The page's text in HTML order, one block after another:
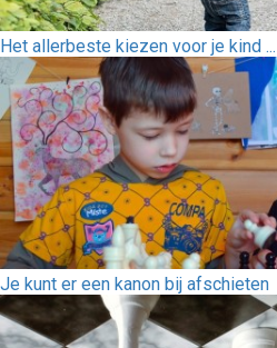
Het allerbeste kiezen voor je kind ...
Je kunt er een kanon bij afschieten